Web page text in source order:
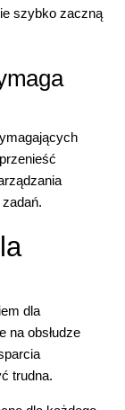
szybko zaczną
dla
na obsłudze
trudna.